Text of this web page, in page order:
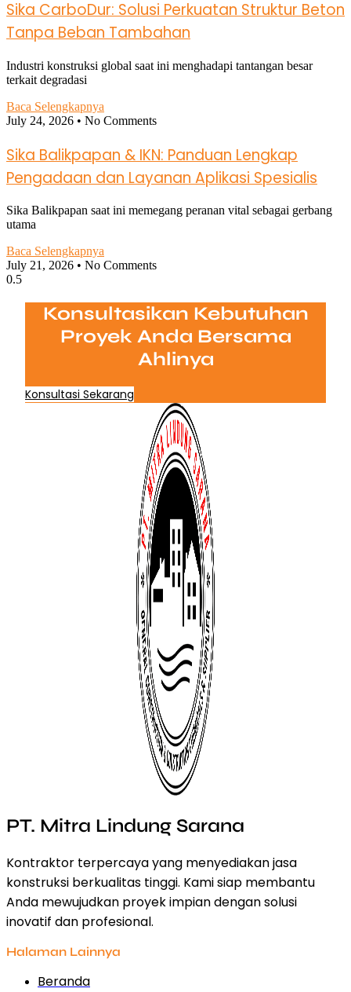
Sika CarboDur: Solusi Perkuatan Struktur Beton
Tanpa Beban Tambahan
Industri konstruksi global saat ini menghadapi tantangan besar
terkait degradasi
Baca Selengkapnya
July 24, 2026
No Comments
Sika Balikpapan & IKN: Panduan Lengkap
Pengadaan dan Layanan Aplikasi Spesialis
Sika Balikpapan saat ini memegang peranan vital sebagai gerbang
utama
Baca Selengkapnya
July 21, 2026
No Comments
Konsultasikan Kebutuhan
Proyek Anda Bersama
Ahlinya
Konsultasi Sekarang
PT. Mitra Lindung Sarana
Kontraktor terpercaya yang menyediakan jasa
konstruksi berkualitas tinggi. Kami siap membantu
Anda mewujudkan proyek impian dengan solusi
inovatif dan profesional.
Halaman Lainnya
Beranda